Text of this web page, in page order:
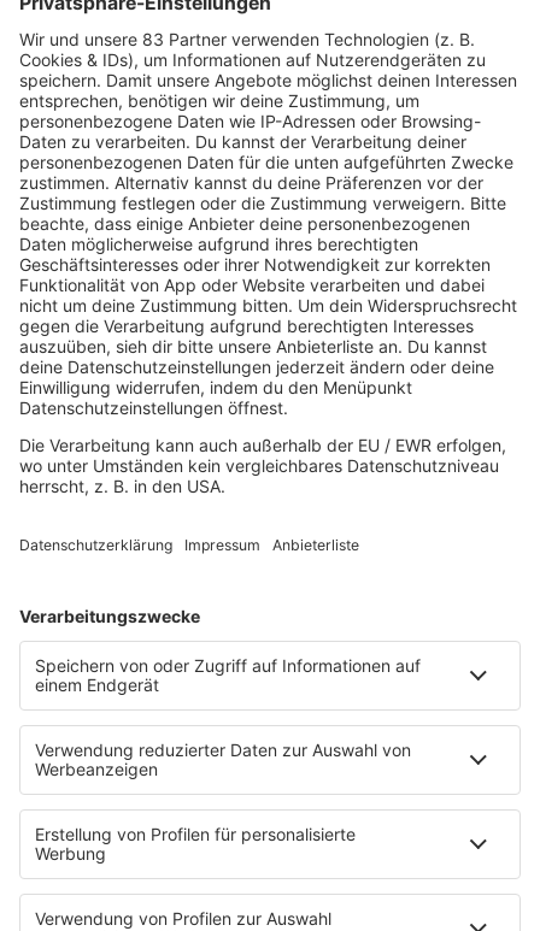
28.04.2025 Folge 158
Tears for Fears - Everybody Wants to Rule
the World
21.04.2025 Folge 157
Robert Palmer - Johnny and Mary
INFO
14.04.2025 Folge 156
The Proclaimers - I'm Gonna Be (500
Miles)
INFO
07.04.2025
U2 - Where the Streets Have No Name
INFO
Michael Jackson - Wanna Be Startin'
24.03.2025
MARRS - Pump Up the Volume
INFO
17.03.2025
The Human League - Being Boiled
INFO
Righeira - Vamos a la Playa